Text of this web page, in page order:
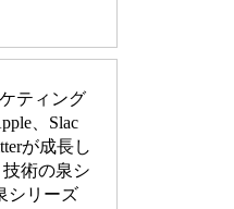
ティング
、Slac
が成長し
術の泉シ
シリーズ